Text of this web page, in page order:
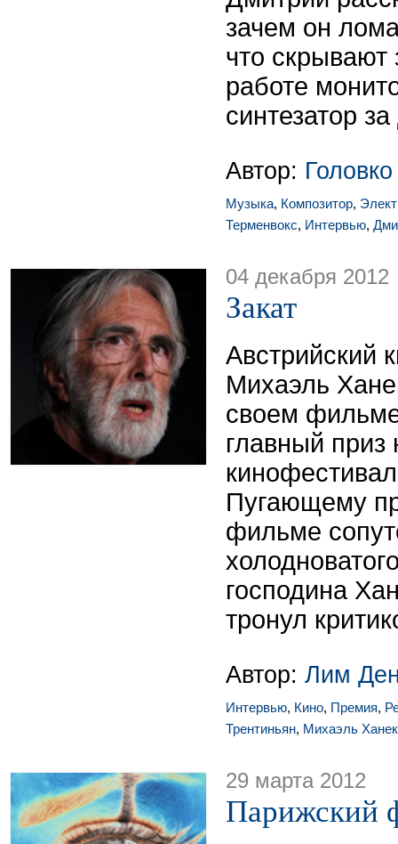
зачем он
что скрывают
работе
синтезатор
Автор:
Музыка, Композитор,
Терменвокс, Интервью,
04 декабря 2012
Закат
Австрийский
Михаэль
своем
главный приз
Пугающему
фильме
господина
тронул
Автор: Лим
Интервью, Кино, Премия,
Трентиньян, Михаэль
29 марта 2012
Парижский